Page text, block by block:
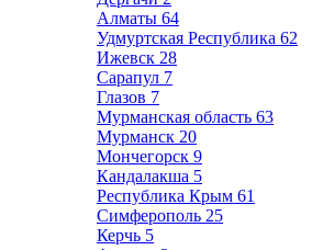
Алматы 64
Удмуртская Республика 62
Ижевск 28
Сарапул 7
Глазов 7
Мурманская область 63
Мурманск 20
Мончегорск 9
Кандалакша 5
Республика Крым 61
Симферополь 25
Керчь 5